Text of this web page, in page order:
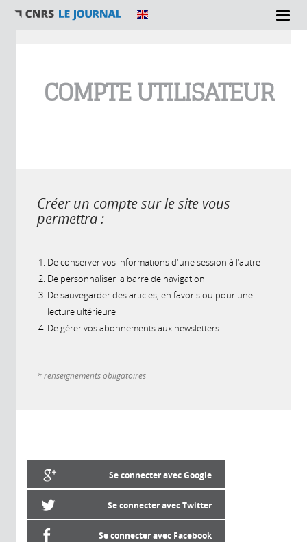
COMPTE UTILISATEUR
Créer un compte sur le site vous
permettra :
De conserver vos informations d'une session à l'autre
De personnaliser la barre de navigation
De sauvegarder des articles, en favoris ou pour une
lecture ultérieure
De gérer vos abonnements aux newsletters
* renseignements obligatoires
Se connecter avec Google
Se connecter avec Twitter
Se connecter avec Facebook